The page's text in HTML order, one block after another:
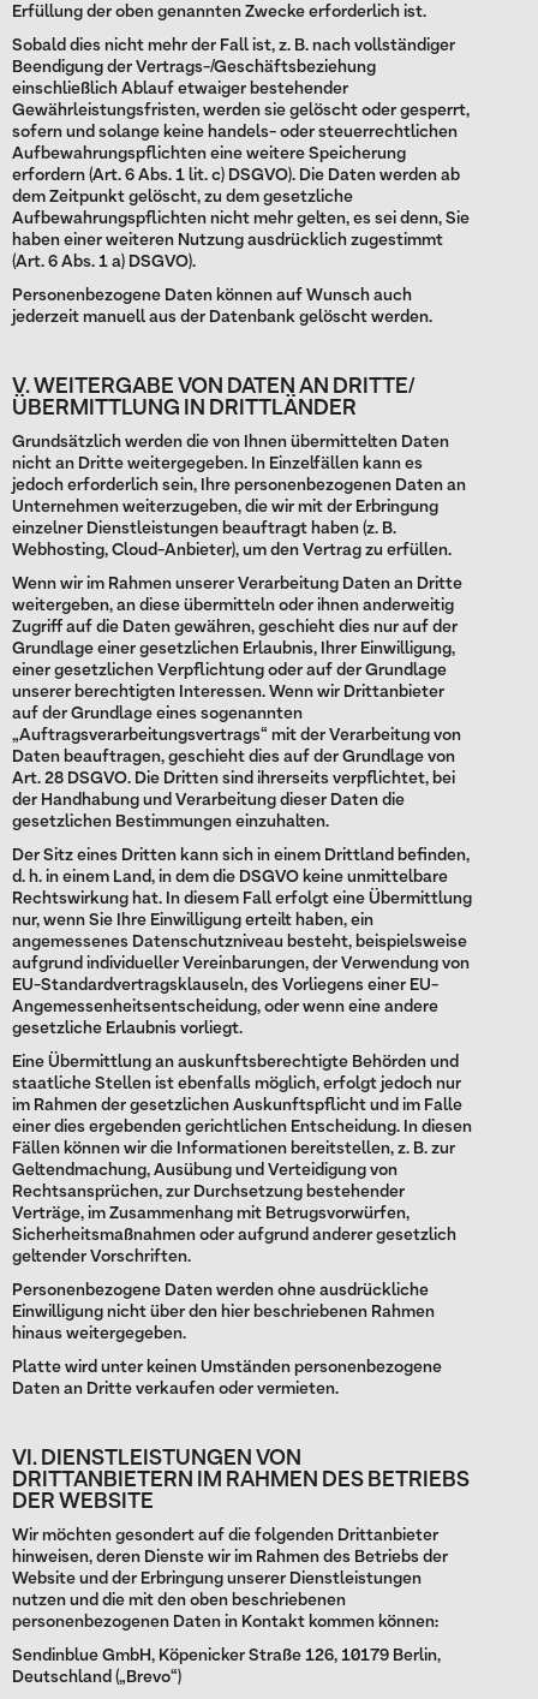
Erfüllung der oben genannten Zwecke erforderlich ist.
Sobald dies nicht mehr der Fall ist, z. B. nach vollständiger
Beendigung der Vertrags-/Geschäftsbeziehung
einschließlich Ablauf etwaiger bestehender
Gewährleistungsfristen, werden sie gelöscht oder gesperrt,
sofern und solange keine handels- oder steuerrechtlichen
Aufbewahrungspflichten eine weitere Speicherung
erfordern (Art. 6 Abs. 1 lit. c) DSGVO). Die Daten werden ab
dem Zeitpunkt gelöscht, zu dem gesetzliche
Aufbewahrungspflichten nicht mehr gelten, es sei denn, Sie
haben einer weiteren Nutzung ausdrücklich zugestimmt
(Art. 6 Abs. 1 a) DSGVO).
Personenbezogene Daten können auf Wunsch auch
jederzeit manuell aus der Datenbank gelöscht werden.
V. WEITERGABE VON DATEN AN DRITTE/
ÜBERMITTLUNG IN DRITTLÄNDER
Grundsätzlich werden die von Ihnen übermittelten Daten
nicht an Dritte weitergegeben. In Einzelfällen kann es
jedoch erforderlich sein, Ihre personenbezogenen Daten an
Unternehmen weiterzugeben, die wir mit der Erbringung
einzelner Dienstleistungen beauftragt haben (z. B.
Webhosting, Cloud-Anbieter), um den Vertrag zu erfüllen.
Wenn wir im Rahmen unserer Verarbeitung Daten an Dritte
weitergeben, an diese übermitteln oder ihnen anderweitig
Zugriff auf die Daten gewähren, geschieht dies nur auf der
Grundlage einer gesetzlichen Erlaubnis, Ihrer Einwilligung,
einer gesetzlichen Verpflichtung oder auf der Grundlage
unserer berechtigten Interessen. Wenn wir Drittanbieter
auf der Grundlage eines sogenannten
„Auftragsverarbeitungsvertrags“ mit der Verarbeitung von
Daten beauftragen, geschieht dies auf der Grundlage von
Art. 28 DSGVO. Die Dritten sind ihrerseits verpflichtet, bei
der Handhabung und Verarbeitung dieser Daten die
gesetzlichen Bestimmungen einzuhalten.
Der Sitz eines Dritten kann sich in einem Drittland befinden,
d. h. in einem Land, in dem die DSGVO keine unmittelbare
Rechtswirkung hat. In diesem Fall erfolgt eine Übermittlung
nur, wenn Sie Ihre Einwilligung erteilt haben, ein
angemessenes Datenschutzniveau besteht, beispielsweise
aufgrund individueller Vereinbarungen, der Verwendung von
EU-Standardvertragsklauseln, des Vorliegens einer EU-
Angemessenheitsentscheidung, oder wenn eine andere
gesetzliche Erlaubnis vorliegt.
Eine Übermittlung an auskunftsberechtigte Behörden und
staatliche Stellen ist ebenfalls möglich, erfolgt jedoch nur
im Rahmen der gesetzlichen Auskunftspflicht und im Falle
einer dies ergebenden gerichtlichen Entscheidung. In diesen
Fällen können wir die Informationen bereitstellen, z. B. zur
Geltendmachung, Ausübung und Verteidigung von
Rechtsansprüchen, zur Durchsetzung bestehender
Verträge, im Zusammenhang mit Betrugsvorwürfen,
Sicherheitsmaßnahmen oder aufgrund anderer gesetzlich
geltender Vorschriften.
Personenbezogene Daten werden ohne ausdrückliche
Einwilligung nicht über den hier beschriebenen Rahmen
hinaus weitergegeben.
Platte wird unter keinen Umständen personenbezogene
Daten an Dritte verkaufen oder vermieten.
VI. DIENSTLEISTUNGEN VON
DRITTANBIETERN IM RAHMEN DES BETRIEBS
DER WEBSITE
Wir möchten gesondert auf die folgenden Drittanbieter
hinweisen, deren Dienste wir im Rahmen des Betriebs der
Website und der Erbringung unserer Dienstleistungen
nutzen und die mit den oben beschriebenen
personenbezogenen Daten in Kontakt kommen können:
Sendinblue GmbH, Köpenicker Straße 126, 10179 Berlin,
Deutschland („Brevo“)